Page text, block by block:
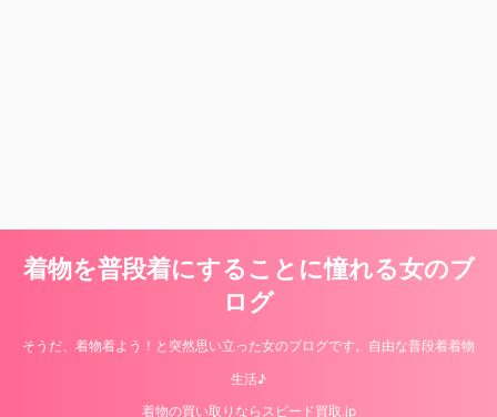
着物を普段着にすることに憧れる女のブ
ログ
そうだ、着物着よう！と突然思い立った女のブログです。自由な普段着着物
生活♪
着物の買い取りならスピード買取.jp